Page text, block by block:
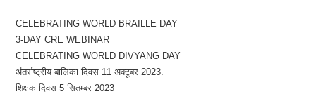
CELEBRATING WORLD BRAILLE DAY
3-DAY CRE WEBINAR
CELEBRATING WORLD DIVYANG DAY
अंतर्राष्ट्रीय बालिका दिवस 11 अक्टूबर 2023.
शिक्षक दिवस 5 सितम्बर 2023